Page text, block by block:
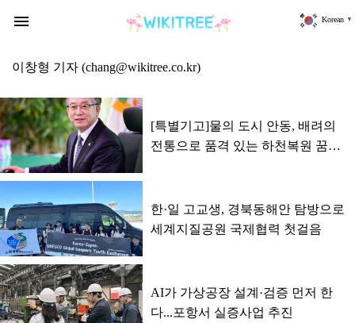
menu Korean ▼
이창형 기자 (chang@wikitree.co.kr)
[특별기고]물의 도시 안동, 배려의
전통으로 품격 있는 하천복원 꿈꾸
한·일 고교생, 경북동해안 탐방으로
세계지질공원 국제협력 첫걸음
AI가 가상공장 설계·검증 먼저 한
다...포항서 실증사업 추진